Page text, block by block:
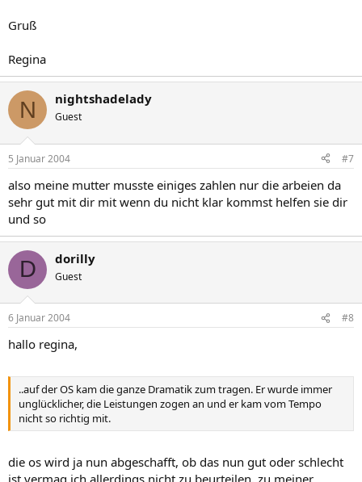
Gruß
Regina
N nightshadelady
Guest
5 Januar 2004 #7
also meine mutter musste einiges zahlen nur die arbeien da
sehr gut mit dir mit wenn du nicht klar kommst helfen sie dir
und so
D dorilly
Guest
6 Januar 2004 #8
hallo regina,
..auf der OS kam die ganze Dramatik zum tragen. Er wurde immer
unglücklicher, die Leistungen zogen an und er kam vom Tempo
nicht so richtig mit.
die os wird ja nun abgeschafft, ob das nun gut oder schlecht
ist vermag ich allerdings nicht zu beurteilen. zu meiner